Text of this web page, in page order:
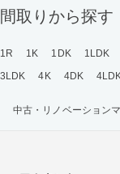
間取りから探す
1R 1K 1DK 1LDK
3LDK
4K 4DK 4LDK
中古・リノベーション